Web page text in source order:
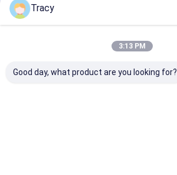
Empfohlene Produkte
Tracy
3:13 PM
Good day, what product are you looking for?